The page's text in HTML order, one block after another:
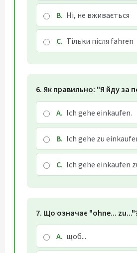
B. Ні, не вживається
C. Тільки після fahren
6. Як правильно: "Я йду за
A. Ich gehe einkaufen.
B. Ich gehe zu
C. Ich gehe einkaufen
7. Що означає "ohne...
A. щоб...